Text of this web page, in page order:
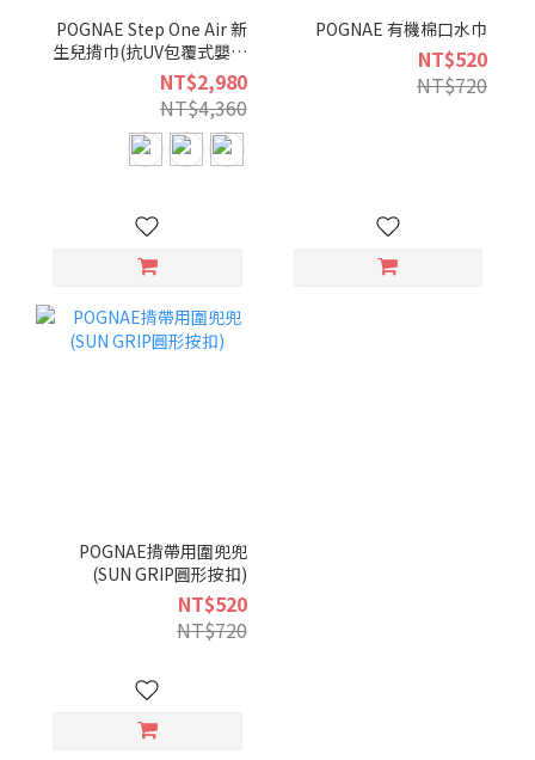
POGNAE Step One Air 新
生兒揹巾(抗UV包覆式嬰兒
揹巾)
NT$2,980
NT$4,360
POGNAE 有機棉口水巾
NT$520
NT$720
POGNAE揹帶用圍兜兜
(SUN GRIP圓形按扣)
NT$520
NT$720